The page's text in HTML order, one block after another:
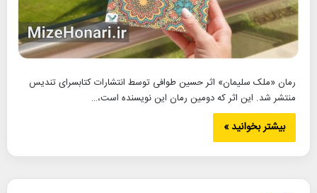
رمان «ملک سلیمان» اثر حسین طوافی توسط انتشارات کتابسرای تندیس
منتشر شد. این اثر که دومین رمان این نویسنده است،…
بیشتر بخوانید »